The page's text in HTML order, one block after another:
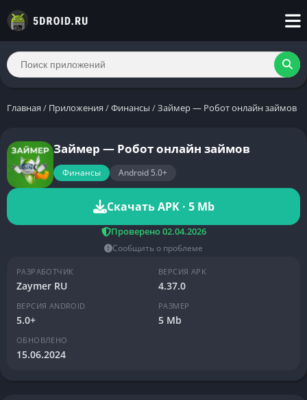
Главная / Приложения /Финансы /Займер — Робот онлайн займов
Займер — Робот онлайн займов
Финансы Android 5.0+
Скачать APK · 5 Mb
Проверено 02.04.2026
Сообщить о проблеме
РАЗРАБОТЧИК
Zaymer RU
ВЕРСИЯ APK
4.37.0
ВЕРСИЯ ANDROID
5.0+
РАЗМЕР
5 Mb
ОБНОВЛЕНО
15.06.2024